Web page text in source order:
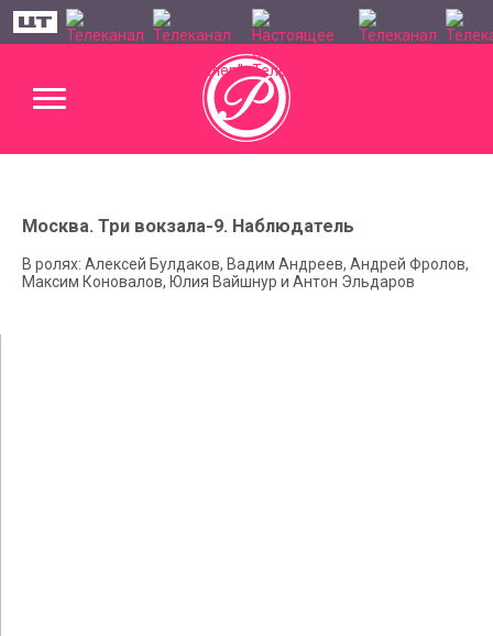
Москва. Три вокзала-9. Наблюдатель
В ролях: Алексей Булдаков, Вадим Андреев, Андрей Фролов,
Максим Коновалов, Юлия Вайшнур и Антон Эльдаров